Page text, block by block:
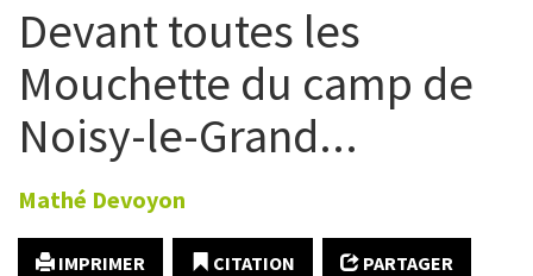
Devant toutes les
Mouchette du camp de
Noisy-le-Grand...
Mathé Devoyon
IMPRIMER CITATION PARTAGER